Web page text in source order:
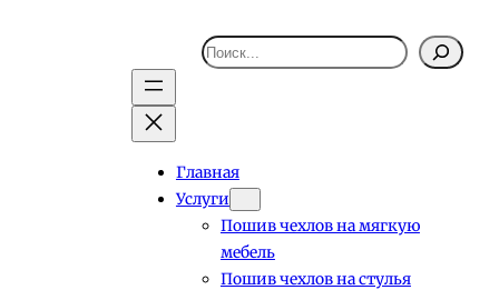
Поиск
Главная
Услуги
Пошив чехлов на мягкую
мебель
Пошив чехлов на стулья